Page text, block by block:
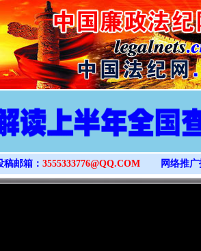
稿邮箱： 3555333776@QQ.COM 网络推